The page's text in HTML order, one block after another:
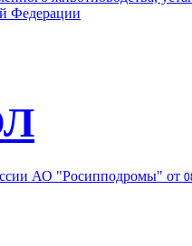
Федерации
АО "Росипподромы" от